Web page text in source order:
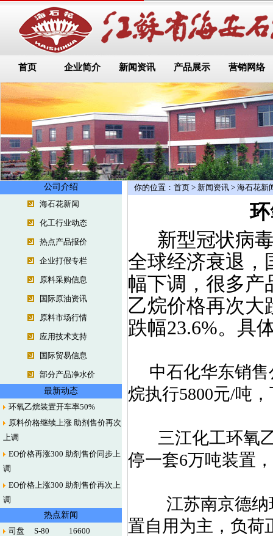
首页 企业简介 新闻资讯 产品展示 营销网络
公司介绍
海石花新闻
化工行业动态
热点产品报价
企业打假专栏
原料采购信息
国际原油资讯
原料市场行情
应用技术支持
国际贸易信息
部分产品净水价
最新动态
环氧乙烷装置开车率50%
原料价格继续上涨 助剂售价再次
上调
EO价格再涨300 助剂售价同步上
调
EO价格上涨300 助剂售价再次上
调
热点新闻
司盘 S-80 16600
你的位置： 首页 > 新闻资讯 > 海石花新
新型冠状病毒
全球经济衰退，
幅下调，很多产
乙烷价格再次大
跌幅23.6%。具
中石化华东销售
烷执行5800元/吨
三江化工环氧
停一套6万吨装置
江苏南京德纳环
置自用为主，负荷